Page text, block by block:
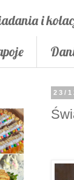
i
23/